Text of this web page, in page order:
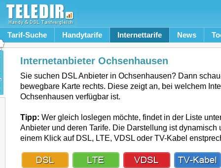
Tarif-Suche Handytarife Internettarife News
Internetanbieter Ochsenhausen
Sie suchen DSL Anbieter in Ochsenhausen? Dann
bewegbare Karte rechts. Diese zeigt an, bei welchem
Ochsenhausen verfügbar ist.
Tipp: Wer gleich loslegen möchte, findet in der Liste
Anbieter und deren Tarife. Die Darstellung ist dynamisch
einem Klick auf DSL, LTE, VDSL oder TV-Kabel